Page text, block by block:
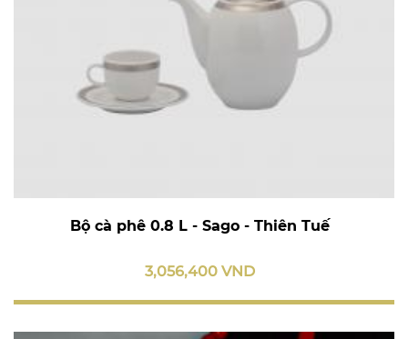
Bộ cà phê 0.8 L - Sago - Thiên Tuế
3,056,400 VND